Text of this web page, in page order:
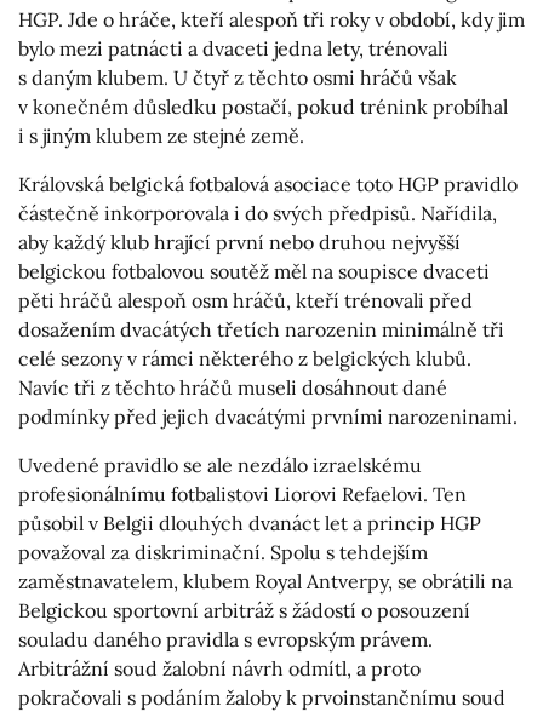
HGP. Jde o hráče, kteří alespoň tři roky v období, kdy jim
bylo mezi patnácti a dvaceti jedna lety, trénovali
s daným klubem. U čtyř z těchto osmi hráčů však
v konečném důsledku postačí, pokud trénink probíhal
i s jiným klubem ze stejné země.
Královská belgická fotbalová asociace toto HGP pravidlo
částečně inkorporovala i do svých předpisů. Nařídila,
aby každý klub hrající první nebo druhou nejvyšší
belgickou fotbalovou soutěž měl na soupisce dvaceti
pěti hráčů alespoň osm hráčů, kteří trénovali před
dosažením dvacátých třetích narozenin minimálně tři
celé sezony v rámci některého z belgických klubů.
Navíc tři z těchto hráčů museli dosáhnout dané
podmínky před jejich dvacátými prvními narozeninami.
Uvedené pravidlo se ale nezdálo izraelskému
profesionálnímu fotbalistovi Liorovi Refaelovi. Ten
působil v Belgii dlouhých dvanáct let a princip HGP
považoval za diskriminační. Spolu s tehdejším
zaměstnavatelem, klubem Royal Antverpy, se obrátili na
Belgickou sportovní arbitráž s žádostí o posouzení
souladu daného pravidla s evropským právem.
Arbitrážní soud žalobní návrh odmítl, a proto
pokračovali s podáním žaloby k prvoinstančnímu soud